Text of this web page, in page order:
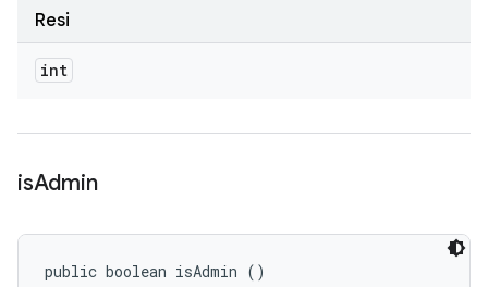
Resi
int
isAdmin
public boolean isAdmin ()